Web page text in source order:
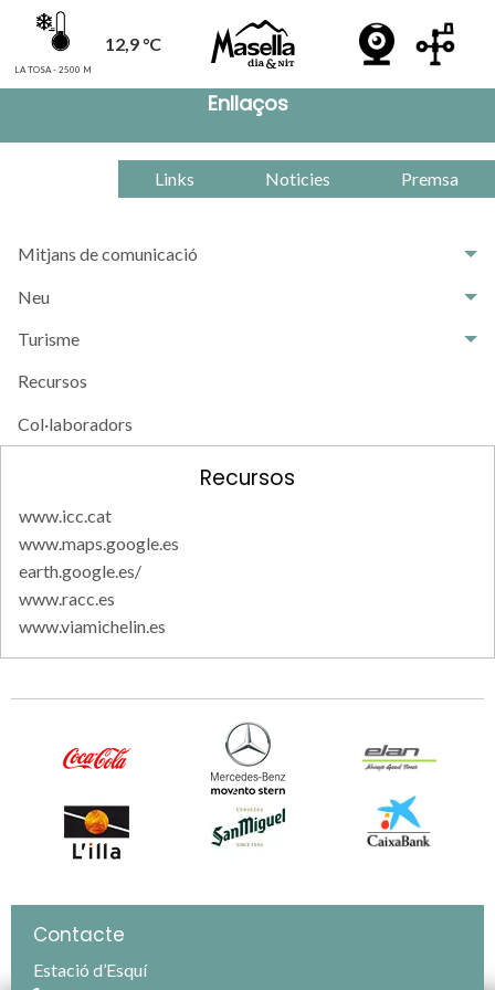
LA TOSA - 2500 M
12,9 °C
Enllaços
Links Noticies Premsa
Mitjans de comunicació
Neu
Turisme
Recursos
Col·laboradors
Recursos
www.icc.cat
www.maps.google.es
earth.google.es/
www.racc.es
www.viamichelin.es
Contacte
Estació d’Esquí